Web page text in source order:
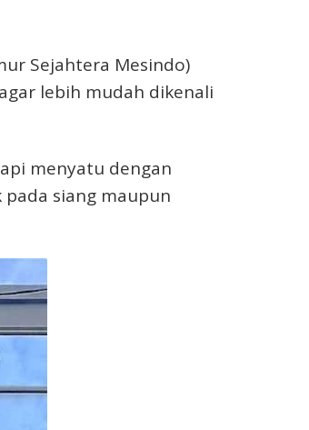
Sejahtera Mesindo)
lebih mudah dikenali
menyatu dengan
siang maupun